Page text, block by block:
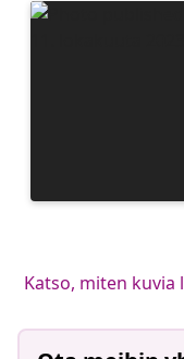
Katso, miten kuvia